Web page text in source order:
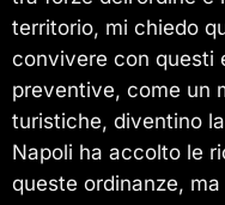
territorio, mi chiedo
convivere con questi
preventive, come un
turistiche, diventino
Napoli ha accolto le
queste ordinanze,